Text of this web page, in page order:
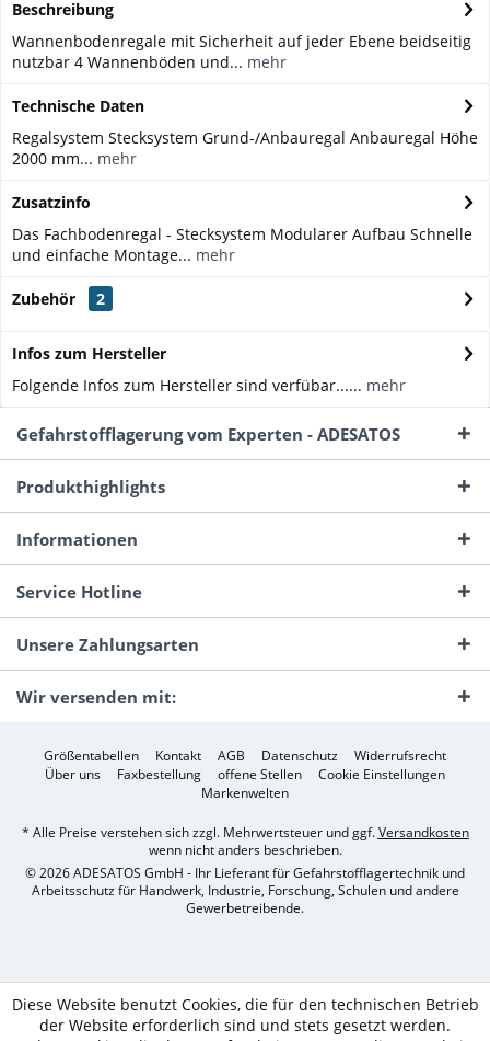
Beschreibung
Wannenbodenregale mit Sicherheit auf jeder Ebene beidseitig
nutzbar 4 Wannenböden und... mehr
Technische Daten
Regalsystem Stecksystem Grund-/Anbauregal Anbauregal Höhe
2000 mm... mehr
Zusatzinfo
Das Fachbodenregal - Stecksystem Modularer Aufbau Schnelle
und einfache Montage... mehr
Zubehör 2
Infos zum Hersteller
Folgende Infos zum Hersteller sind verfübar...... mehr
Gefahrstofflagerung vom Experten - ADESATOS
Produkthighlights
Informationen
Service Hotline
Unsere Zahlungsarten
Wir versenden mit:
Größentabellen Kontakt AGB Datenschutz
Widerrufsrecht
Über uns
Faxbestellung offene Stellen
Cookie Einstellungen
Markenwelten
* Alle Preise verstehen sich zzgl. Mehrwertsteuer und ggf.Versandkosten
wenn nicht anders beschrieben.
© 2026 ADESATOS GmbH - Ihr Lieferant für Gefahrstofflagertechnik und
Arbeitsschutz für Handwerk, Industrie, Forschung, Schulen und andere
Gewerbetreibende.
Diese Website benutzt Cookies, die für den technischen Betrieb
der Website erforderlich sind und stets gesetzt werden.